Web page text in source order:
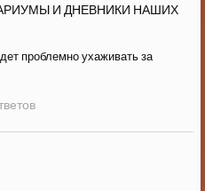
И ДНЕВНИКИ НАШИХ
проблемно ухаживать за